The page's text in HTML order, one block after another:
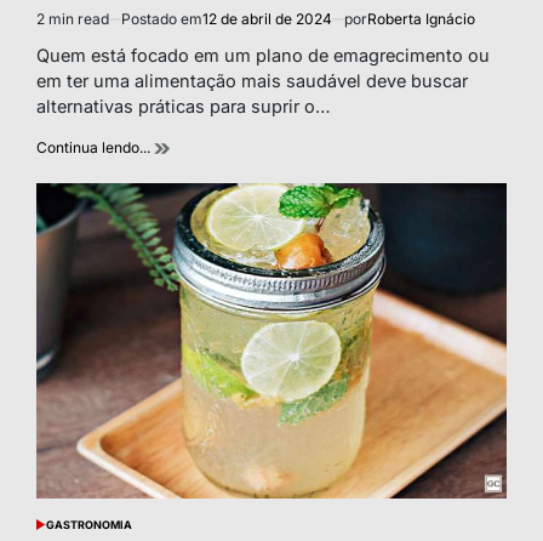
Estimated
read
2 min read Postado em12 de abril de 2024 porRoberta Ignácio
Quem está focado em um plano de emagrecimento ou
em ter uma alimentação mais saudável deve buscar
alternativas práticas para suprir o…
Continua lendo...
POSTED
GASTRONOMIA